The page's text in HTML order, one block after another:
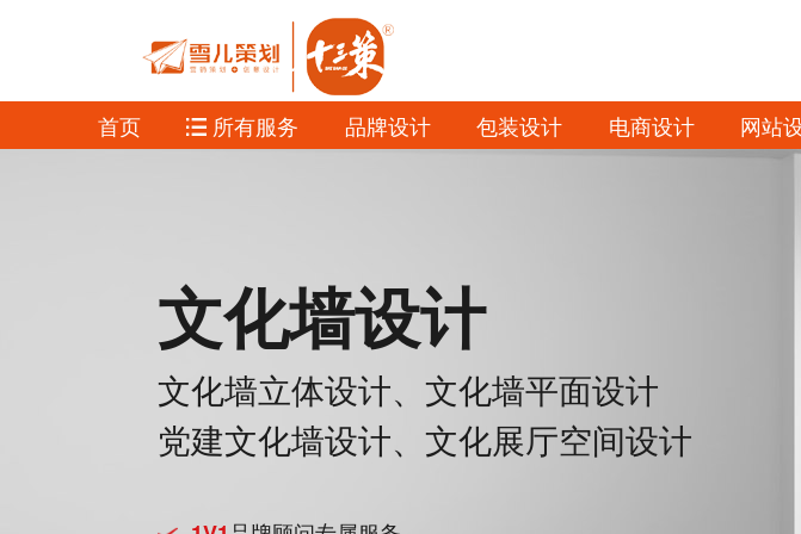
首页 所有服务 品牌设计 包装设计 电商设计 网站
文化墙设计
文化墙立体设计、文化墙平面设计
党建文化墙设计、文化展厅空间设计